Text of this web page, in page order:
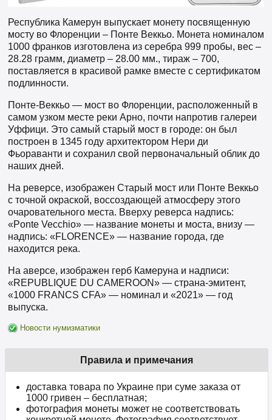
Республика Камерун выпускает монету посвященную
мосту во Флоренции – Понте Веккьо. Монета номиналом
1000 франков изготовлена из серебра 999 пробы, вес –
28.28 грамм, диаметр – 28.00 мм., тираж – 700,
поставляется в красивой рамке вместе с сертификатом
подлинности.
Понте-Веккьо — мост во Флоренции, расположенный в
самом узком месте реки Арно, почти напротив галереи
Уффици. Это самый старый мост в городе: он был
построен в 1345 году архитектором Нери ди
Фьораванти и сохранил свой первоначальный облик до
наших дней.
На реверсе, изображен Старый мост или Понте Веккьо
с точной окраской, воссоздающей атмосферу этого
очаровательного места. Вверху реверса надпись:
«Ponte Vecchio» — название монеты и моста, внизу —
надпись: «FLORENCE» — название города, где
находится река.
На аверсе, изображен герб Камеруна и надписи:
«REPUBLIQUE DU CAMEROON» — страна-эмитент,
«1000 FRANCS CFA» — номинал и «2021» — год
выпуска.
Новости нумизматики
Правила и примечания
доставка товара по Украине при суме заказа от
1000 гривен – бесплатная;
фотография монеты может не соответствовать